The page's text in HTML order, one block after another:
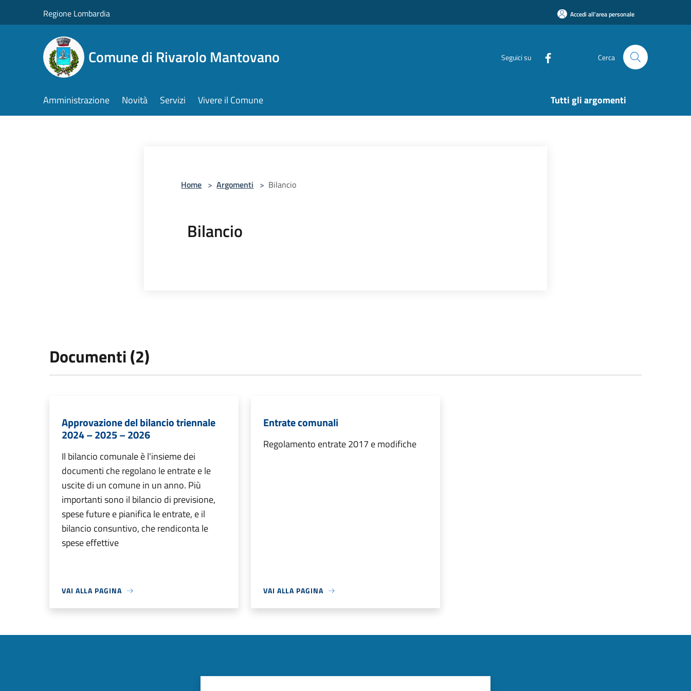
Regione Lombardia Accedi all'area personale
Comune di Rivarolo Mantovano Seguici su Cerca
Amministrazione Novità Servizi Vivere il Comune Tutti gli argomenti
Home > Argomenti > Bilancio
Bilancio
Documenti (2)
Approvazione del bilancio triennale
2024 – 2025 – 2026
Il bilancio comunale è l'insieme dei
documenti che regolano le entrate e le
uscite di un comune in un anno. Più
importanti sono il bilancio di previsione,
spese future e pianifica le entrate, e il
bilancio consuntivo, che rendiconta le
spese effettive
VAI ALLA PAGINA
Entrate comunali
Regolamento entrate 2017 e modifiche
VAI ALLA PAGINA